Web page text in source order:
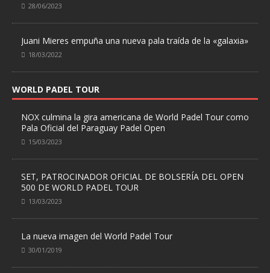
28/06/2023
Juani Mieres empuña una nueva pala traída de la «galaxia»
18/03/2022
WORLD PADEL TOUR
NOX culmina la gira americana de World Padel Tour como
Pala Oficial del Paraguay Padel Open
15/03/2023
SET, PATROCINADOR OFICIAL DE BOLSERÍA DEL OPEN
500 DE WORLD PADEL TOUR
13/03/2023
La nueva imagen del World Padel Tour
30/01/2019